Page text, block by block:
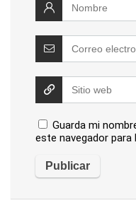
Guarda mi
este navegador para